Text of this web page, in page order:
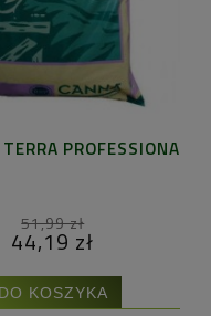
50L